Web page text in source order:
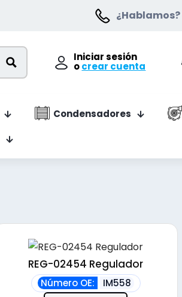
¿Hablamos?
Iniciar sesión
ocrear cuenta
Condensadores
REG-02454 Regulador
Número OE: IM558